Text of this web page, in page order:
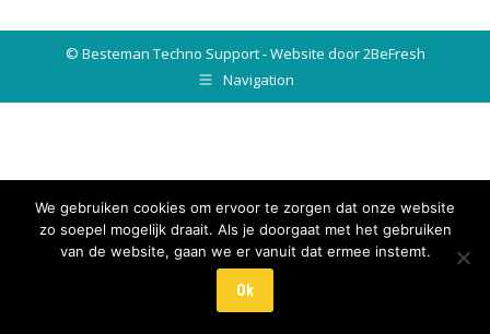
© Besteman Techno Support - Website door 2BeFresh
Navigation
We gebruiken cookies om ervoor te zorgen dat onze website
zo soepel mogelijk draait. Als je doorgaat met het gebruiken
van de website, gaan we er vanuit dat ermee instemt.
Ok